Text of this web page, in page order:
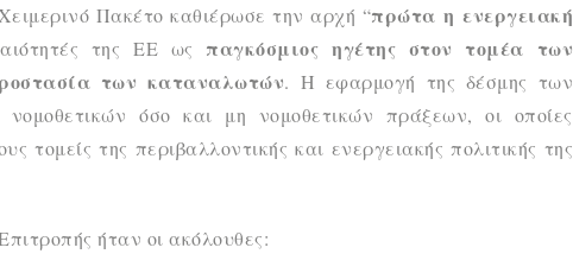
Πακέτο καθιέρωσε την αρχή “πρώτα η ενεργειακή
της ΕΕ ως παγκόσμιος ηγέτης στον τομέα των
των καταναλωτών. Η εφαρμογή της δέσμης των
όσο και μη νομοθετικών πράξεων, οι οποίες
τομείς της περιβαλλοντικής και ενεργειακής πολιτικής της
ήταν οι ακόλουθες: